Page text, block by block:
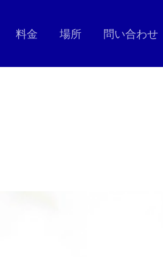
料金 場所 問い合わせ